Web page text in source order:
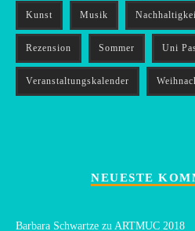
Kunst Musik
Rezension Sommer Uni
Veranstaltungskalender
NEUESTE
Barbara Schwartze zu ARTMUC 2018